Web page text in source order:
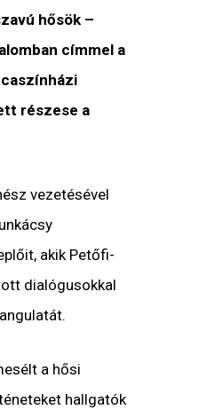
hősök –
címmel a
részese a
vezetésével
akik Petőfi-
dialógusokkal
a hősi
hallgatók